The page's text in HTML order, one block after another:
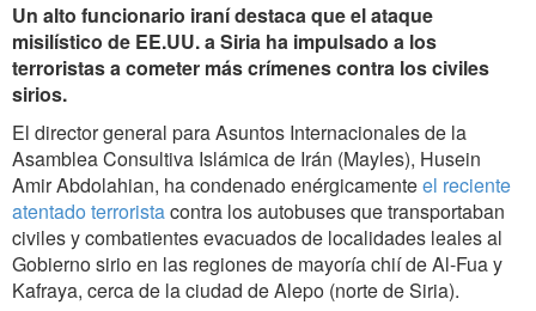
Un alto funcionario iraní destaca que el ataque
misilístico de EE.UU. a Siria ha impulsado a los
terroristas a cometer más crímenes contra los civiles
sirios.
El director general para Asuntos Internacionales de la
Asamblea Consultiva Islámica de Irán (Mayles), Husein
Amir Abdolahian, ha condenado enérgicamenteel reciente
atentado terroristacontra los autobuses que transportaban
civiles y combatientes evacuados de localidades leales al
Gobierno sirio en las regiones de mayoría chií de Al-Fua y
Kafraya, cerca de la ciudad de Alepo (norte de Siria).